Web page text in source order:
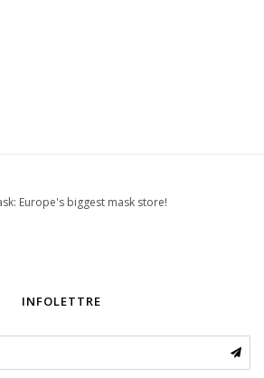
Europe's biggest mask store!
INFOLETTRE